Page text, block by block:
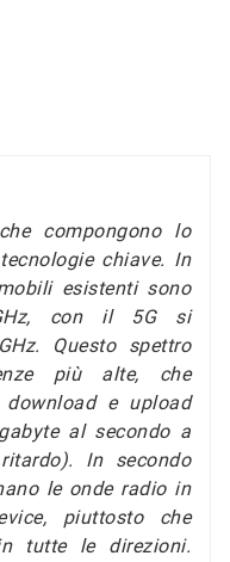
compongono lo
chiave. In
esistenti sono
con il 5G si
Questo spettro
più alte, che
e upload
al secondo a
In secondo
le onde radio in
piuttosto che
tutte le direzioni.